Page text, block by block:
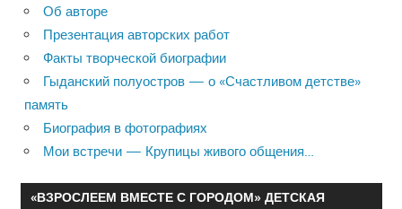
Об авторе
Презентация авторских работ
Факты творческой биографии
Гыданский полуостров — о «Счастливом детстве»
память
Биография в фотографиях
Мои встречи — Крупицы живого общения…
«ВЗРОСЛЕЕМ ВМЕСТЕ С ГОРОДОМ» ДЕТСКАЯ